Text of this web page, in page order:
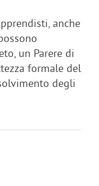
anche
un Parere di
formale del
degli